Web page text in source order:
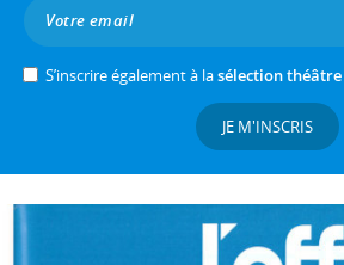
S’inscrire également à lasélection théâtre
JE M'INSCRIS